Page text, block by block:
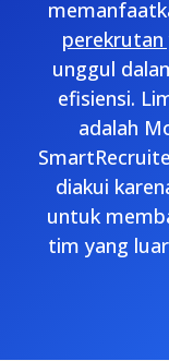
perekrutan
unggul
efisiensi.
adalah
diakui
untuk
tim yang